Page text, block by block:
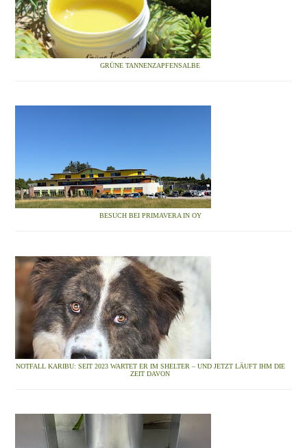
GRÜNE TANNENZAPFENSALBE
BESUCH BEI PRIMAVERA IN OY
NOTFALL KARIBU: SEIT 2023 WARTET ER IM SHELTER – UND JETZT LÄUFT IHM DIE
ZEIT DAVON